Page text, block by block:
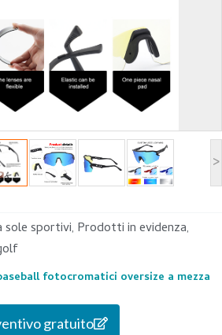
>
sole sportivi, Prodotti in evidenza,
fotocromatici oversize a mezza
gratuito